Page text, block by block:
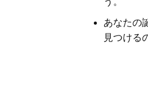
あなたの
見つける